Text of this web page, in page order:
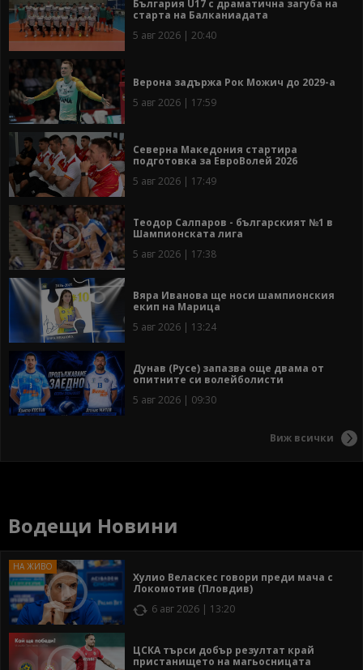
България U17 с драматична загуба на
старта на Балканиадата
5 авг 2026 | 20:40
Верона задържа Рок Можич до 2029-а
5 авг 2026 | 17:59
Северна Македония стартира
подготовка за ЕвроВолей 2026
5 авг 2026 | 17:49
Теодор Салпаров - българският №1 в
Шампионската лига
5 авг 2026 | 17:38
Вяра Иванова ще носи шампионския
екип на Марица
5 авг 2026 | 13:24
Дунав (Русе) запазва още двама от
опитните си волейболисти
5 авг 2026 | 09:30
Виж всички
Водещи Новини
Хулио Веласкес говори преди мача с
Локомотив (Пловдив)
6 авг 2026 | 13:20
ЦСКА търси добър резултат край
пристанището на магьосницата